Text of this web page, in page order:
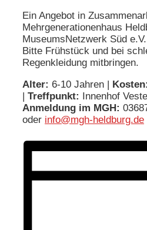
Ein Angebot in
Mehrgenerationenhaus
MuseumsNetzwerk Süd e.V.
Bitte Frühstück und bei
Regenkleidung mitbringen.
Alter: 6-10 Jahren | Kosten:
| Treffpunkt: Innenhof
Anmeldung im MGH:
oder info@mgh-heldburg.de